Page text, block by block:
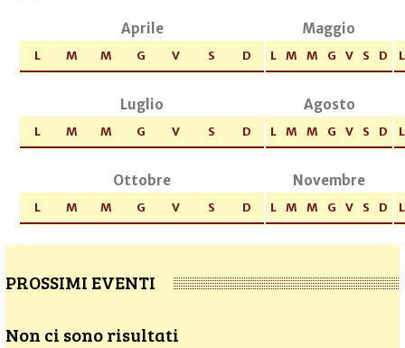
Aprile
L M M G V S D
Maggio
L M M G V S D L
Luglio
L M M G V S D
Agosto
L M M G V S D L
Ottobre
L M M G V S D
Novembre
L M M G V S D L
PROSSIMI EVENTI
Non ci sono risultati